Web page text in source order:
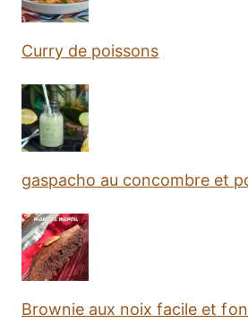
Curry de poissons
gaspacho au concombre et
Brownie aux noix facile et